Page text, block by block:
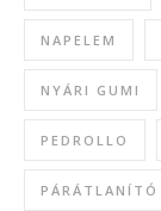
NAPELEM
NYÁRI GUMI
PEDROLLO
PÁRÁTLANÍTÓ